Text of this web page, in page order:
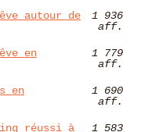
autour de
1 936
aff.
en
1 779
aff.
en
1 690
aff.
réussi à
1 583